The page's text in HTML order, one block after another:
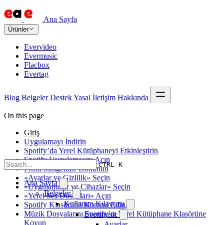
Ana Sayfa
Ürünler
Evervideo
Evermusic
Flacbox
Evertag
Blog Belgeler DestekYasal İletişim Hakkında
CTRL K
Ana Sayfa
Belgeler
Kullanım Kılavuzu
Evermusic
On this page
Giriş
Uygulamayı İndirin
Spotify’da Yerel Kütüphaneyi Etkinleştirin
Spotify Uygulamasını Açın
Profil Simgenize Dokunun
«Ayarlar ve Gizlilik» Seçin
«Uygulamalar ve Cihazlar» Seçin
«Yerel Ses Dosyaları» Açın
Spotify Klasörünü Kontrol Edin
Müzik Dosyalarını Spotify’ın Yerel Kütüphane Klasörüne
Koyun